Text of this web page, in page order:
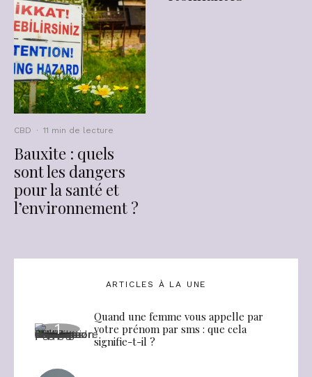
CBD · 11 min de lecture
Bauxite : quels
sont les dangers
pour la santé et
l’environnement ?
ARTICLES À LA UNE
Quand une femme vous appelle par
votre prénom par sms : que cela
signifie-t-il ?